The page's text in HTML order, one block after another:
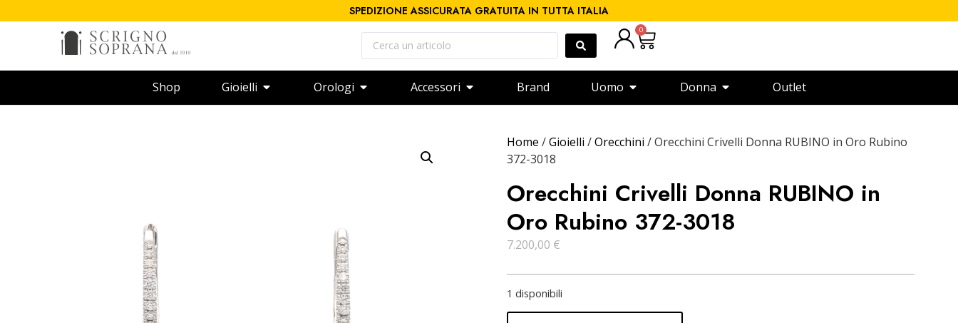
SPEDIZIONE ASSICURATA GRATUITA IN TUTTA ITALIA
0
Shop Gioielli Orologi Accessori Brand Uomo Donna Outlet
Home /Gioielli /Orecchini / Orecchini Crivelli Donna RUBINO in Oro Rubino
372-3018
Orecchini Crivelli Donna RUBINO in
Oro Rubino 372-3018
7.200,00 €
1 disponibili